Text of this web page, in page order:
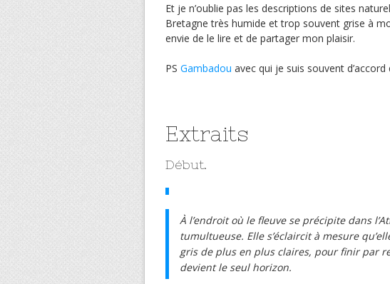
Et je n’oublie pas les descriptions de sites
Bretagne très humide et trop souvent grise à
envie de le lire et de partager mon plaisir.
PS Gambadou avec qui je suis souvent
Extraits
Début.
À l’endroit où le fleuve se précipite dans
tumultueuse. Elle s’éclaircit à mesure
gris de plus en plus claires, pour finir par
devient le seul horizon.